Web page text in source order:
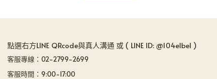
點選右方LINE QRcode與真人溝通 或 ( LINE ID: @104elbel )
客服專線：02-2799-2699
客服時間：9:00-17:00